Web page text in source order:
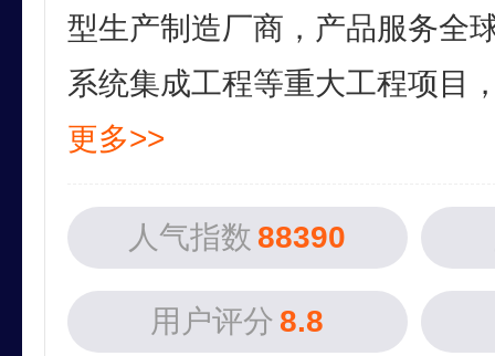
型生产制造厂商，产品服务全
系统集成工程等重大工程项目
更多>>
人气指数 88390
用户评分 8.8